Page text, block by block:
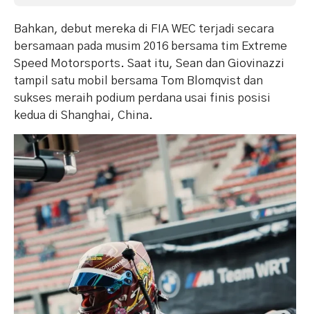
Bahkan, debut mereka di FIA WEC terjadi secara
bersamaan pada musim 2016 bersama tim Extreme
Speed Motorsports. Saat itu, Sean dan Giovinazzi
tampil satu mobil bersama Tom Blomqvist dan
sukses meraih podium perdana usai finis posisi
kedua di Shanghai, China.